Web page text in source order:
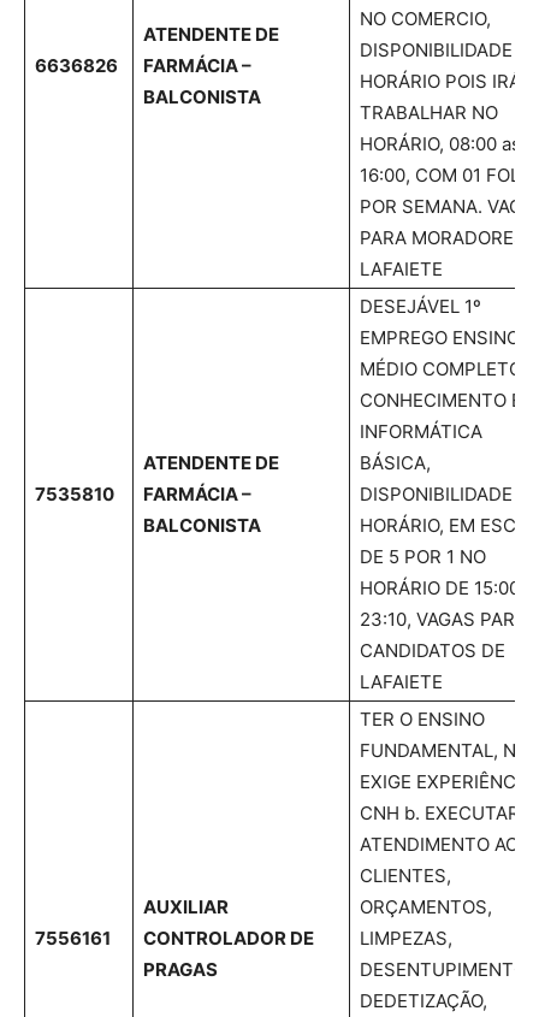
6636826
ATENDENTE DE
FARMÁCIA –
BALCONISTA
NO COMERCIO,
DISPONIBILIDADE
HORÁRIO POIS IRÁ
TRABALHAR NO
HORÁRIO, 08:00 as
16:00, COM 01
POR SEMANA. VAGA
PARA MORADORES
LAFAIETE
7535810
ATENDENTE DE
FARMÁCIA –
BALCONISTA
DESEJÁVEL 1º
EMPREGO ENSINO
MÉDIO COMPLETO,
CONHECIMENTO EM
INFORMÁTICA
BÁSICA,
DISPONIBILIDADE
HORÁRIO, EM
DE 5 POR 1 NO
HORÁRIO DE 15:00
23:10, VAGAS PARA
CANDIDATOS DE
LAFAIETE
7556161
AUXILIAR
CONTROLADOR DE
PRAGAS
TER O ENSINO
FUNDAMENTAL, NÃO
EXIGE EXPERIÊNCIA,
CNH b. EXECUTAR
ATENDIMENTO AOS
CLIENTES,
ORÇAMENTOS,
LIMPEZAS,
DEDETIZAÇÃO,